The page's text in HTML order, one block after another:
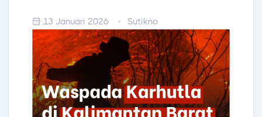
13 Januari 2026 Sutikno